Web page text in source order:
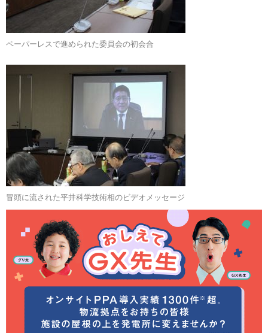
ペーパーレスで進められた委員会の初会合
冒頭に流された平井科学技術相のビデオメッセージ